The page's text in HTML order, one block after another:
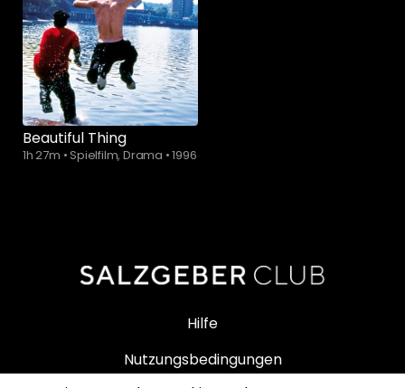
Beautiful Thing
1h 27m • Spielfilm, Drama •1996
Hilfe
Nutzungsbedingungen